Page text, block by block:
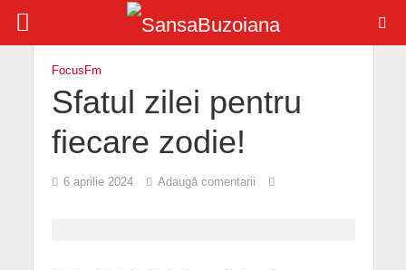
FocusFm
Sfatul zilei pentru
fiecare zodie!
6 aprilie 2024 Adaugă comentarii